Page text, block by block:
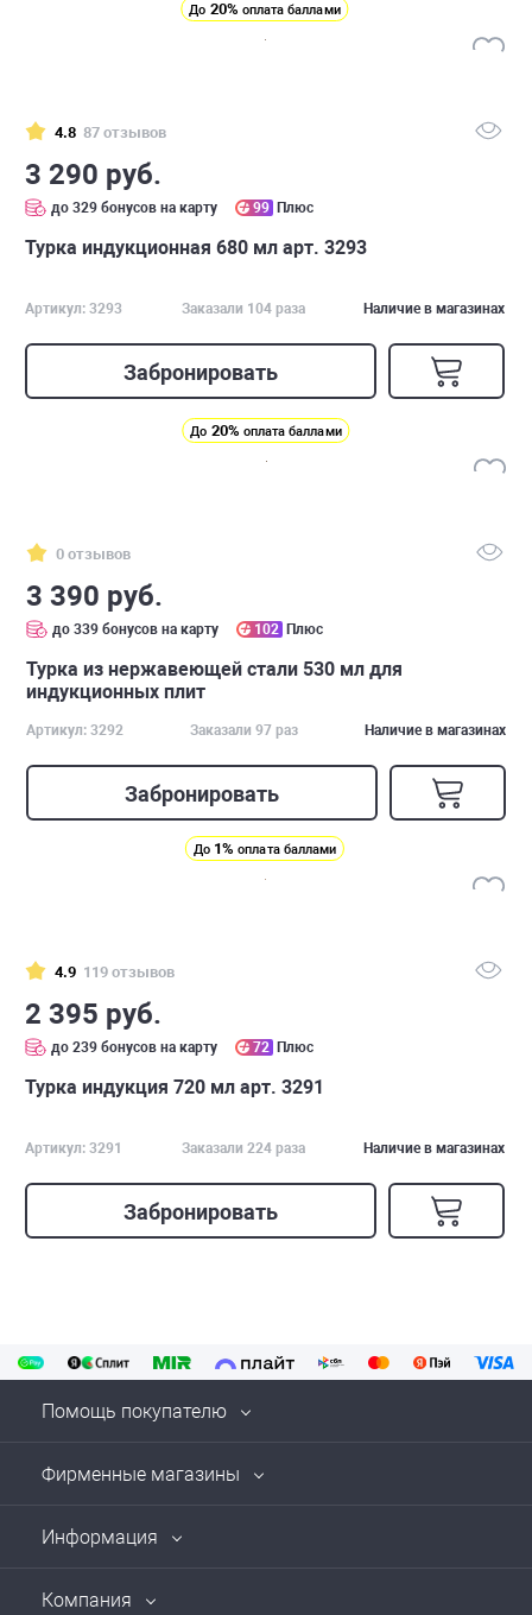
До 20% оплата баллами
4.8 87 отзывов
3 290 руб.
до 329 бонусов на карту 99 Плюс
Турка индукционная 680 мл арт. 3293
Артикул: 3293 Заказали 104 раза Наличие в магазинах
Забронировать
До 20% оплата баллами
0 отзывов
3 390 руб.
до 339 бонусов на карту 102 Плюс
Турка из нержавеющей стали 530 мл для
индукционных плит
Артикул: 3292 Заказали 97 раз Наличие в магазинах
Забронировать
До 1% оплата баллами
4.9 119 отзывов
2 395 руб.
до 239 бонусов на карту 72 Плюс
Турка индукция 720 мл арт. 3291
Артикул: 3291 Заказали 224 раза Наличие в магазинах
Забронировать
Помощь покупателю
Фирменные магазины
Информация
Компания